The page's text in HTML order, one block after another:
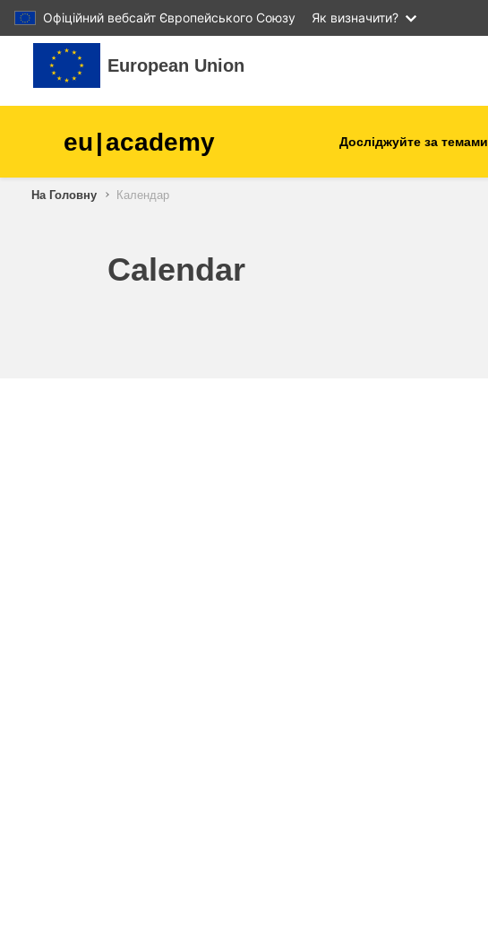
Офіційний вебсайт Європейського Союзу Як визначити?
Перейти до головного вмісту
European Union
eu|academy Досліджуйте за темами
діти та молодь
На Головну Календар
Calendar